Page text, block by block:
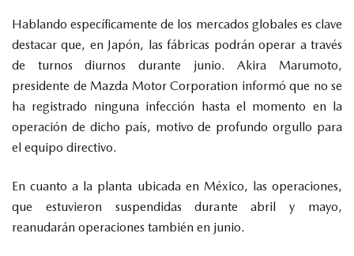
Hablando específicamente de los mercados globales es clave
destacar que, en Japón, las fábricas podrán operar a través
de turnos diurnos durante junio. Akira Marumoto,
presidente de Mazda Motor Corporation informó que no se
ha registrado ninguna infección hasta el momento en la
operación de dicho país, motivo de profundo orgullo para
el equipo directivo.
En cuanto a la planta ubicada en México, las operaciones,
que estuvieron suspendidas durante abril y mayo,
reanudarán operaciones también en junio.